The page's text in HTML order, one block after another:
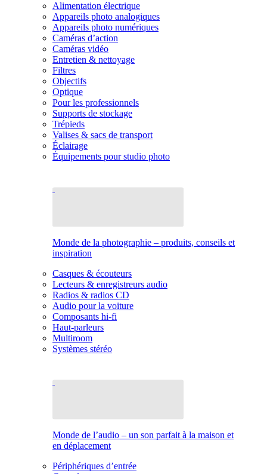
Alimentation électrique
Appareils photo analogiques
Appareils photo numériques
Caméras d’action
Caméras vidéo
Entretien & nettoyage
Filtres
Objectifs
Optique
Pour les professionnels
Supports de stockage
Trépieds
Valises & sacs de transport
Éclairage
Équipements pour studio photo
Monde de la photographie – produits, conseils et
inspiration
Casques & écouteurs
Lecteurs & enregistreurs audio
Radios & radios CD
Audio pour la voiture
Composants hi-fi
Haut-parleurs
Multiroom
Systèmes stéréo
Monde de l’audio – un son parfait à la maison et
en déplacement
Périphériques d’entrée